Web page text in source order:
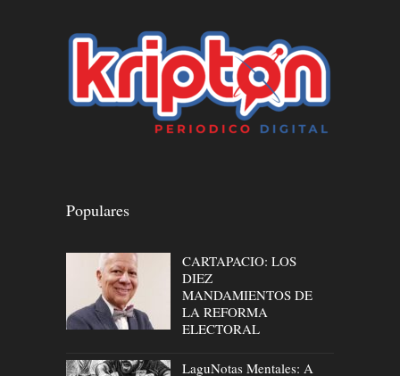
Populares
CARTAPACIO: LOS
DIEZ
MANDAMIENTOS DE
LA REFORMA
ELECTORAL
LaguNotas Mentales: A